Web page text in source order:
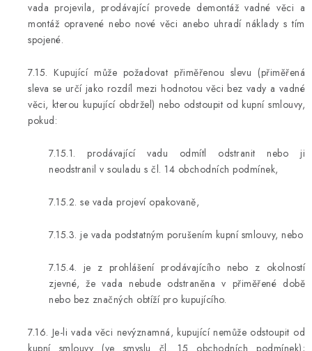
vada projevila, prodávající provede demontáž vadné věci a
montáž opravené nebo nové věci anebo uhradí náklady s tím
spojené.
7.15. Kupující může požadovat přiměřenou slevu (přiměřená
sleva se určí jako rozdíl mezi hodnotou věci bez vady a vadné
věci, kterou kupující obdržel) nebo odstoupit od kupní smlouvy,
pokud:
7.15.1. prodávající vadu odmítl odstranit nebo ji
neodstranil v souladu s čl. 14 obchodních podmínek,
7.15.2. se vada projeví opakovaně,
7.15.3. je vada podstatným porušením kupní smlouvy, nebo
7.15.4. je z prohlášení prodávajícího nebo z okolností
zjevné, že vada nebude odstraněna v přiměřené době
nebo bez značných obtíží pro kupujícího.
7.16. Je-li vada věci nevýznamná, kupující nemůže odstoupit od